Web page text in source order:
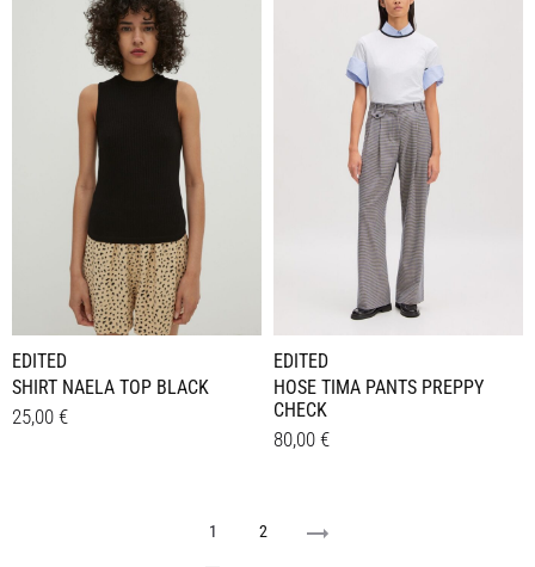
weist
mehrere
Varianten
auf.
Die
Optionen
können
auf
der
Produktseite
gewählt
werden
mehrere
Varianten
auf.
Optionen
können
Produktseite
gewählt
werden
EDITED
SHIRT NAELA TOP BLACK
25,00 €
EDITED
HOSE TIMA PANTS PREPPY
CHECK
80,00 €
weist
1 2